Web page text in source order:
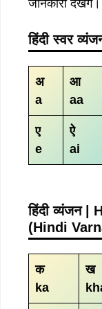
जानकारी देखेंगे।
हिंदी स्वर
अ
a
आ
aa
ए
e
ऐ
ai
हिंदी व्यंजन
(Hindi
क
ka
ख